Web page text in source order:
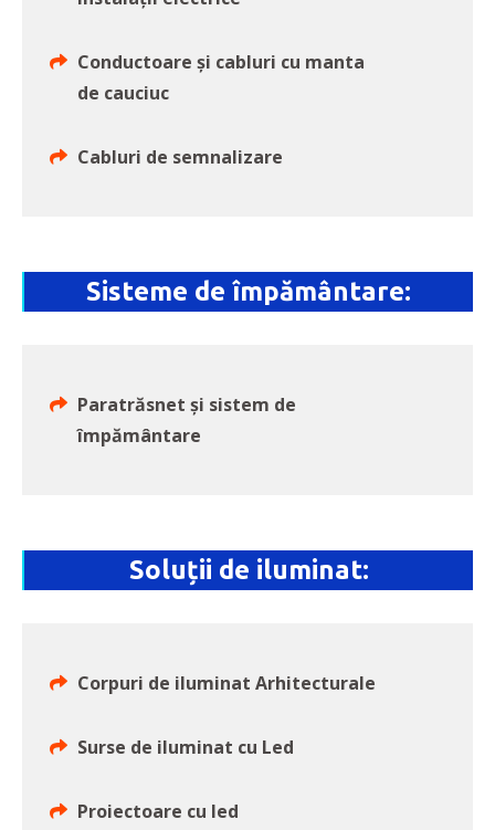
Conductoare și cabluri cu manta
de cauciuc
Cabluri de semnalizare
Sisteme de împământare:
Paratrăsnet și sistem de
împământare
Soluții de iluminat:
Corpuri de iluminat Arhitecturale
Surse de iluminat cu Led
Proiectoare cu led